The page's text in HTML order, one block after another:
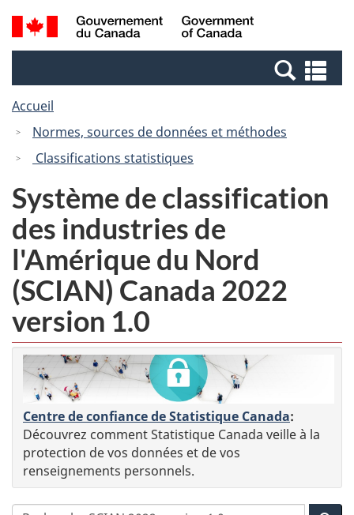
Passer
au
Passer
à
Canada
Recherche
et
et
Accueil
Normes, sources de données et méthodes
Classifications statistiques
Système de classification
des industries de
l'Amérique du Nord
(SCIAN) Canada 2022
version 1.0
Centre de confiance de Statistique Canada:
Découvrez comment Statistique Canada veille à la
protection de vos données et de vos
renseignements personnels.